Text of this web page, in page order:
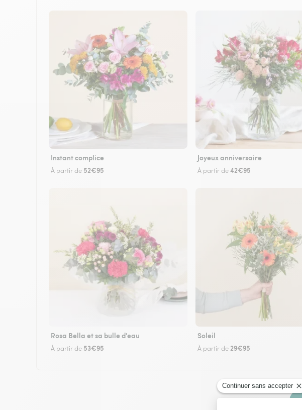
Instant complice
À partir de 52€95
Joyeux anniversaire
À partir de42€95
Rosa Bella et sa bulle d'eau
À partir de 53€95
Soleil
À partir de 29€95